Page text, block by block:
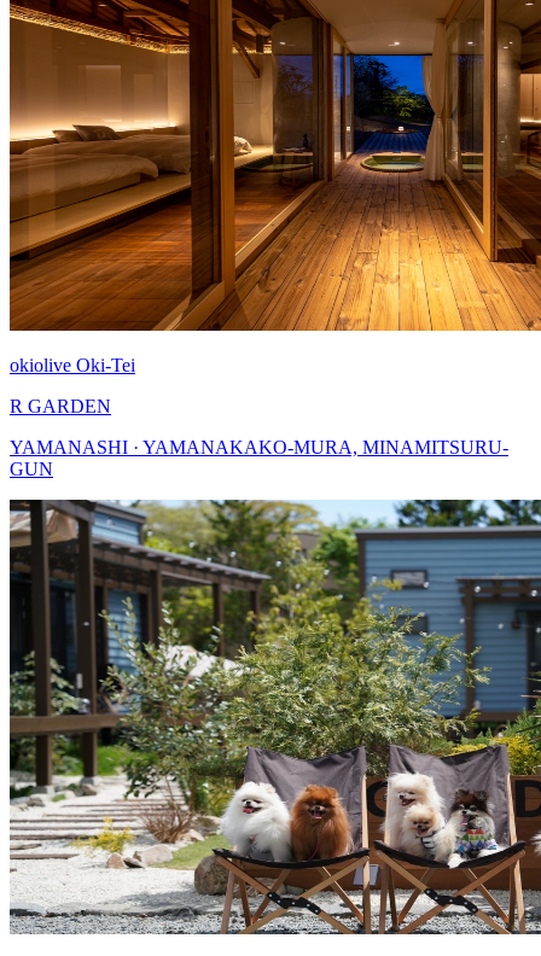
okiolive Oki-Tei
R GARDEN
YAMANASHI · YAMANAKAKO-MURA, MINAMITSURU-
GUN